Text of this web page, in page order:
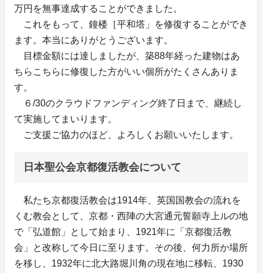
万円を無事達成することができました。
これをもって、鐘楼［平和塔」を修復することができ
ます。本当にありがとうございます。
目標金額には達しましたが、築88年経った建物はあ
ちらこちらに修復した方がいい個所がたくさんありま
す。
６/30のクラウドファンディング終了日まで、継続し
て実施してまいります。
ご支援ご協力のほど、よろしくお願いいたします。
日本聖公会京都復活教会について
私たち京都復活教会は1914年、英国国教会の流れを
くむ教会として、京都・西陣の大宮通元誓願寺上ルの地
で「弘道館」として始まり、1921年に「京都復活教
会」と改称して今日に至ります。その後、何力所か場所
を移し、1932年に北大路堀川角の現在地に移転、1930